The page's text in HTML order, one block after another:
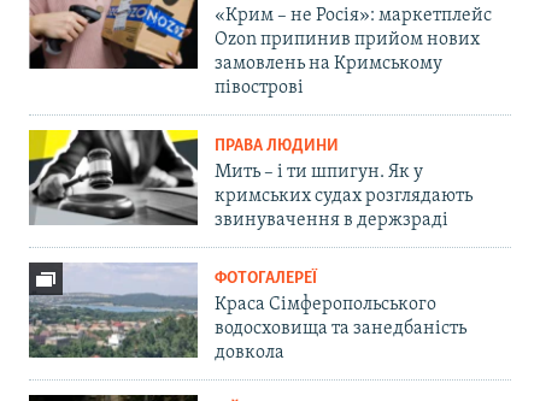
«Крим – не Росія»: маркетплейс
Ozon припинив прийом нових
замовлень на Кримському
півострові
ПРАВА ЛЮДИНИ
Мить – і ти шпигун. Як у
кримських судах розглядають
звинувачення в держзраді
ФОТОГАЛЕРЕЇ
Краса Сімферопольського
водосховища та занедбаність
довкола